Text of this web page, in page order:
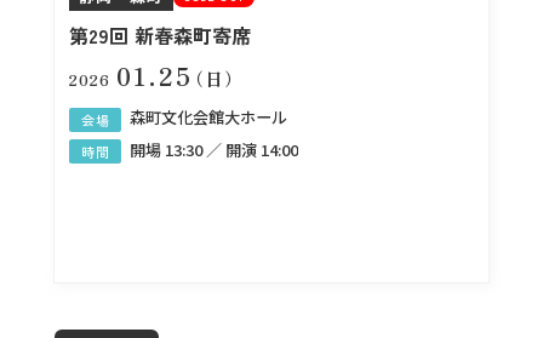
第29回 新春森町寄席
2026 01.25（日）
会場 森町文化会館大ホール
時間 開場 13:30 ／ 開演 14:00